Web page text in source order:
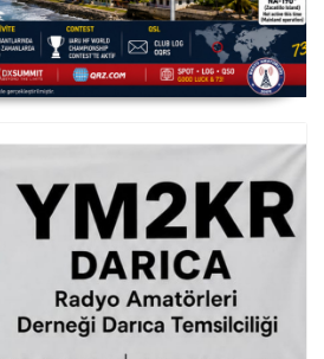
Türkiye'den FT8 Mümkün